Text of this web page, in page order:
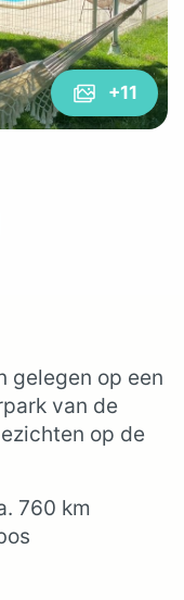
+11
gelegen op een
van de
op de
760 km